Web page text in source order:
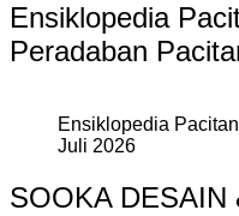
Ensiklopedia
Peradaban
Ensiklopedia
Juli 2026
SOOKA DESAIN